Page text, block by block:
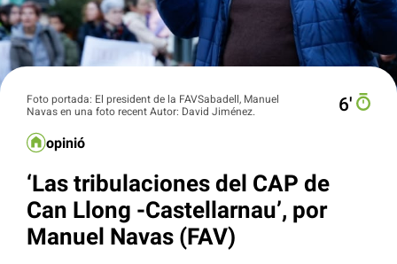
Foto portada: El president de la FAVSabadell, Manuel
Navas en una foto recent Autor: David Jiménez.
6′
opinió
‘Las tribulaciones del CAP de
Can Llong -Castellarnau’, por
Manuel Navas (FAV)